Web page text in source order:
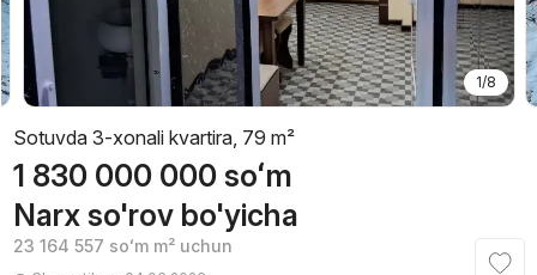
1/8
Sotuvda 3-xonali kvartira, 79 m²
1 830 000 000 soʻm
Narx so'rov bo'yicha
23 164 557 soʻmm² uchun